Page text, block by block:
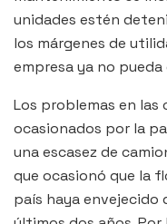
unidades estén
los márgenes de
empresa ya no pueda
Los problemas en las
ocasionados por la
una escasez de
que ocasionó que la
país haya envejecido